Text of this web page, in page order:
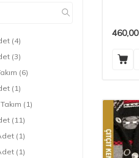
15 tk.
Paket
APARATSIZ
Çıtçıt Malzeme
(1)
Paketi
(4)
(3)
(6)
(1)
(1)
(11)
(1)
(1)
460,00